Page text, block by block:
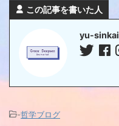
この記事を書いた人
yu-sinkai
-哲学ブログ